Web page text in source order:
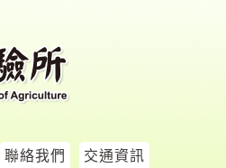
聯絡我們 交通資訊